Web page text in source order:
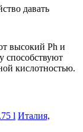
давать
высокий Ph и
способствуют
кислотностью.
l Италия,